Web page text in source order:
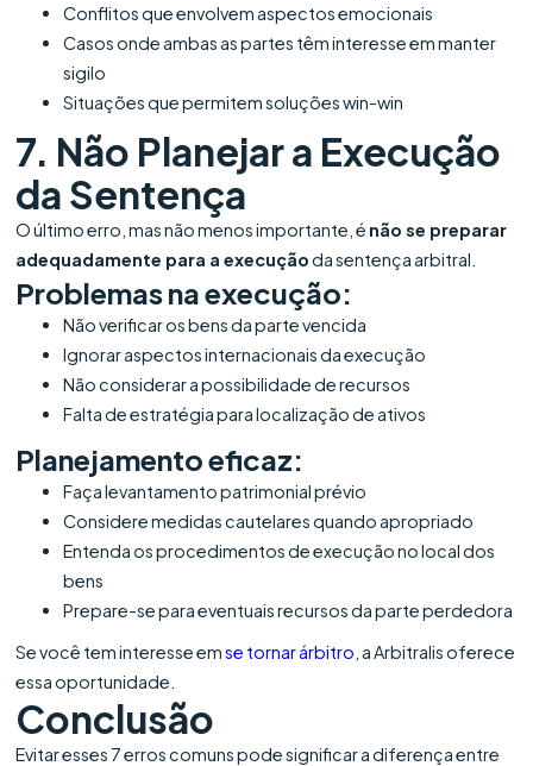
Conflitos que envolvem aspectos emocionais
Casos onde ambas as partes têm interesse em manter
sigilo
Situações que permitem soluções win-win
7. Não Planejar a Execução
da Sentença
O último erro, mas não menos importante, é não se preparar
adequadamente para a execuçãoda sentença arbitral.
Problemas na execução:
Não verificar os bens da parte vencida
Ignorar aspectos internacionais da execução
Não considerar a possibilidade de recursos
Falta de estratégia para localização de ativos
Planejamento eficaz:
Faça levantamento patrimonial prévio
Considere medidas cautelares quando apropriado
Entenda os procedimentos de execução no local dos
bens
Prepare-se para eventuais recursos da parte perdedora
Se você tem interesse emse tornar árbitro , a Arbitralis oferece
essa oportunidade.
Conclusão
Evitar esses 7 erros comuns pode significar a diferença entre